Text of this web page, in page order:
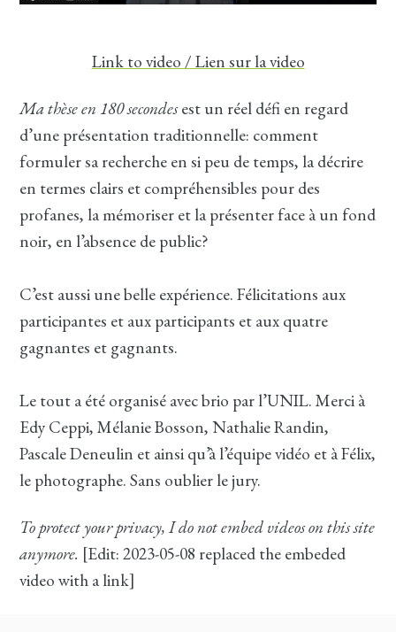
Link to video / Lien sur la video
Ma thèse en 180 secondesest un réel défi en regard
d’une présentation traditionnelle: comment
formuler sa recherche en si peu de temps, la décrire
en termes clairs et compréhensibles pour des
profanes, la mémoriser et la présenter face à un fond
noir, en l’absence de public?
C’est aussi une belle expérience. Félicitations aux
participantes et aux participants et aux quatre
gagnantes et gagnants.
Le tout a été organisé avec brio par l’UNIL. Merci à
Edy Ceppi, Mélanie Bosson, Nathalie Randin,
Pascale Deneulin et ainsi qu’à l’équipe vidéo et à Félix,
le photographe. Sans oublier le jury.
To protect your privacy, I do not embed videos on this site
anymore. [Edit: 2023-05-08 replaced the embeded
video with a link]